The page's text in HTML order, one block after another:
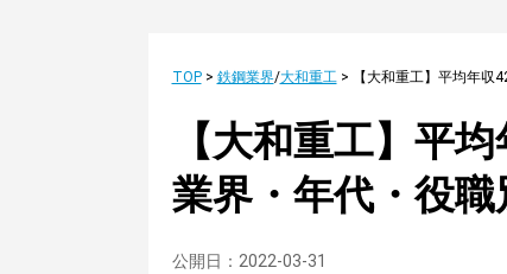
TOP> 鉄鋼業界/大和重工>
【大和重工】平
業界・年代・役職
公開日： 2022-03-31